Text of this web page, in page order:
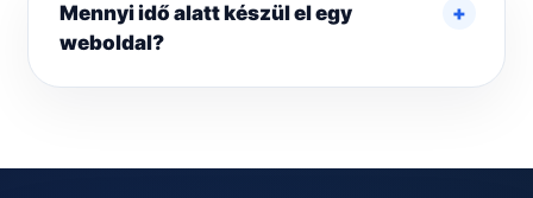
Mennyi idő alatt készül el egy
weboldal?